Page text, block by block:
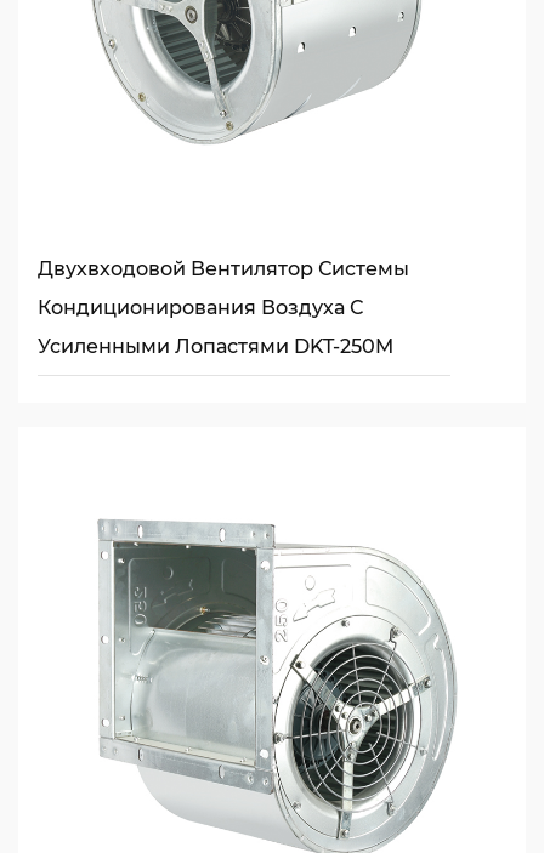
Двухвходовой Вентилятор Системы
Кондиционирования Воздуха С
Усиленными Лопастями DKT-250M